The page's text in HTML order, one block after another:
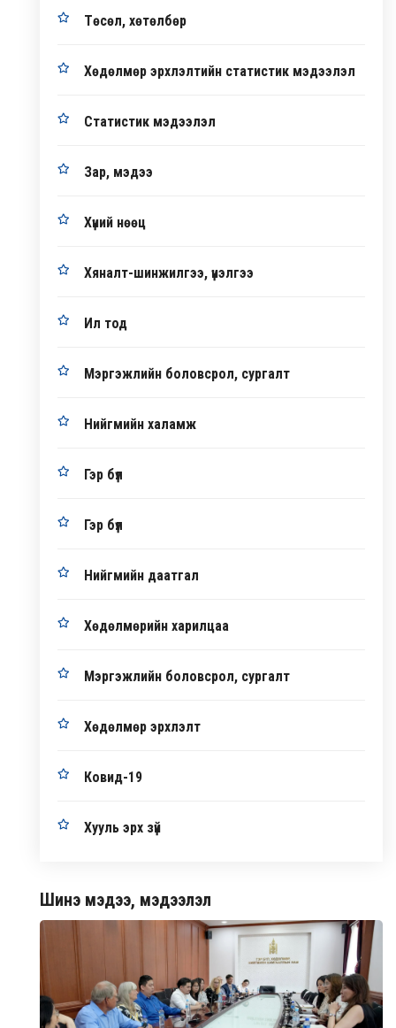
Төсөл, хөтөлбөр
Хөдөлмөр эрхлэлтийн статистик мэдээлэл
Статистик мэдээлэл
Зар, мэдээ
Хүний нөөц
Хяналт-шинжилгээ, үнэлгээ
Ил тод
Мэргэжлийн боловсрол, сургалт
Нийгмийн халамж
Гэр бүл
Гэр бүл
Нийгмийн даатгал
Хөдөлмөрийн харилцаа
Мэргэжлийн боловсрол, сургалт
Хөдөлмөр эрхлэлт
Ковид-19
Хууль эрх зүй
Шинэ мэдээ, мэдээлэл